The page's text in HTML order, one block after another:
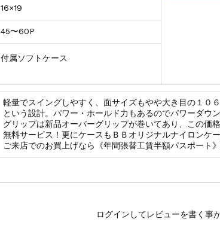
16×19
45〜60P
付属ソフトケース
軽量でスイングしやすく、面サイズもやや大き目の１０
という設計。パワー・ホールド力もあるのでパワーダウ
グリップは新品オーバーグリップが巻いてあり、この価
無料サービス！更にケースもＢＢオリジナルナイロンケー
ご来店でのお買上げなら《年間張替工賃半額パスポート》
ログインしてレビューを書く事